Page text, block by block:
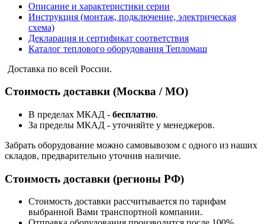
Описание и характеристики серии
Инструкция (монтаж, подключение, электрическая
схема)
Декларация и сертификат соответствия
Каталог теплового оборудования Тепломаш
Доставка по всей России.
Стоимость доставки (Москва / МО)
В пределах МКАД - бесплатно.
За пределы МКАД - уточняйте у менеджеров.
Забрать оборудование можно самовывозом с одного из наших
складов, предварительно уточнив наличие.
Стоимость доставки (регионы РФ)
Стоимость доставки рассчитывается по тарифам
выбранной Вами транспортной компании.